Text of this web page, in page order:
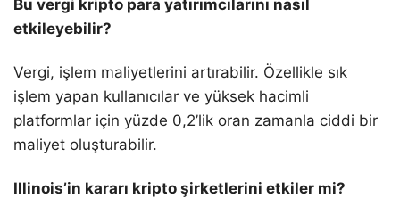
Bu vergi kripto para yatırımcılarını nasıl
etkileyebilir?
Vergi, işlem maliyetlerini artırabilir. Özellikle sık
işlem yapan kullanıcılar ve yüksek hacimli
platformlar için yüzde 0,2’lik oran zamanla ciddi bir
maliyet oluşturabilir.
Illinois’in kararı kripto şirketlerini etkiler mi?